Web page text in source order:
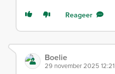
Reageer
Boelie
29 november 2025 12:21